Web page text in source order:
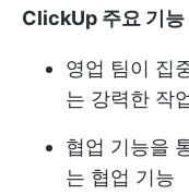
ClickUp 주요 기능
영업 팀이 집
는 강력한 작
협업 기능을
는 협업 기능